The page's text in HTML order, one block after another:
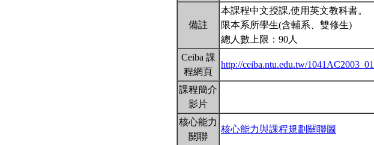
備註
本課程中文授課,使用英文教科書。
限本系所學生(含輔系、雙修生)
總人數上限：90人
Ceiba 課
程網頁
http://ceiba.ntu.edu.tw/1041AC2003_01
課程簡介
影片
核心能力
關聯
核心能力與課程規劃關聯圖